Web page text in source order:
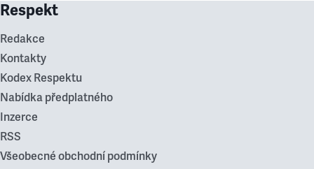
Respekt
Redakce
Kontakty
Kodex Respektu
Nabídka předplatného
Inzerce
RSS
Všeobecné obchodní podmínky